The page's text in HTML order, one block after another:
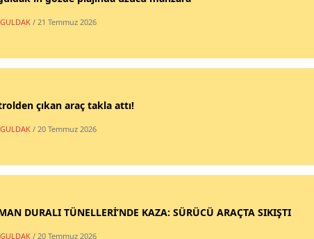
/ 21 Temmuz 2026
çıkan araç takla attı!
/ 20 Temmuz 2026
DURALI TÜNELLERİ’NDE KAZA: SÜRÜCÜ ARAÇTA SIKIŞTI
/ 20 Temmuz 2026